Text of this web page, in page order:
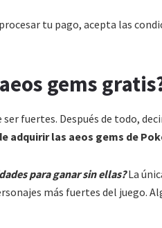
tu pago, acepta las
gems
fuertes. Después de todo,
adquirir las aeos gems de
para ganar sin ellas?La
más fuertes del juego.